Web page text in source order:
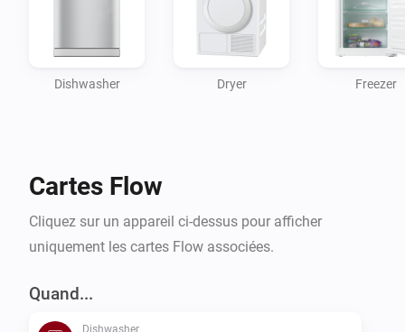
Dishwasher Dryer Freezer
Cartes Flow
Cliquez sur un appareil ci-dessus pour afficher
uniquement les cartes Flow associées.
Quand...
Dishwasher